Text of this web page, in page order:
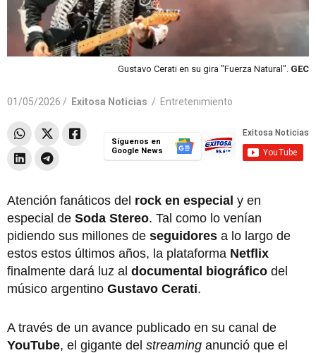
Gustavo Cerati en su gira "Fuerza Natural". GEC
01/05/2026 / Exitosa Noticias / Entretenimiento
Síguenos en
Google News
Atención fanáticos del rock en especial y en
especial de Soda Stereo. Tal como lo venían
pidiendo sus millones de seguidores a lo largo de
estos estos últimos años, la plataforma Netflix
finalmente dará luz al documental biográfico del
músico argentino Gustavo Cerati.
A través de un avance publicado en su canal de
YouTube, el gigante del streaming anunció que el